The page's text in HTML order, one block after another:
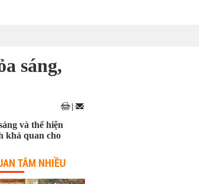
sáng,
và thể hiện
khả quan cho
TÂM NHIỀU